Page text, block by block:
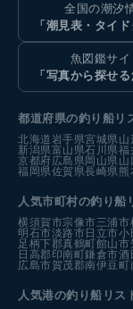
全国の潮汐
「潮見表・タイド
魚図鑑サイ
「写真から探せる
都道府県の釣り船リ
北海道岩手県宮城県山
新潟県富山県石川県福
京都府広島県岡山県山
福岡県佐賀県長崎県熊
人気市町村の釣り船
横須賀市宗像市三浦市
明石市淡路市 日立市小
足柄下郡真鶴町館山市
日高郡印南町鎌倉市酒
広島市賀茂郡南伊豆町
人気港の釣り船リス